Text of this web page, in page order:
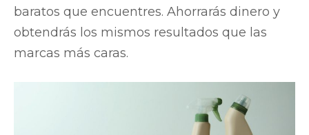
baratos que encuentres. Ahorrarás dinero y
obtendrás los mismos resultados que las
marcas más caras.